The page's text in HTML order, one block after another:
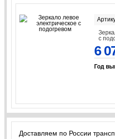
с
6
Год
Доставляем по России